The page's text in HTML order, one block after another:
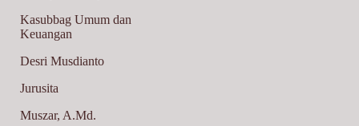
Kasubbag Umum dan
Keuangan
Desri Musdianto
Jurusita
Muszar, A.Md.